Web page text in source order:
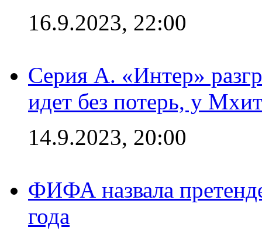
16.9.2023, 22:00
Серия А. «Интер»
идет без потерь, у
14.9.2023, 20:00
ФИФА назвала
года